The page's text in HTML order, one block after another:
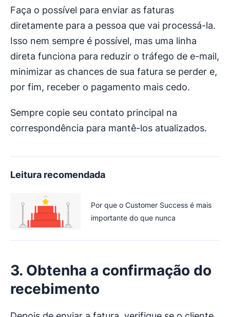
Faça o possível para enviar as faturas
diretamente para a pessoa que vai processá-la.
Isso nem sempre é possível, mas uma linha
direta funciona para reduzir o tráfego de e-mail,
minimizar as chances de sua fatura se perder e,
por fim, receber o pagamento mais cedo.
Sempre copie seu contato principal na
correspondência para mantê-los atualizados.
Leitura recomendada
Por que o Customer Success é mais
importante do que nunca
3. Obtenha a confirmação do
recebimento